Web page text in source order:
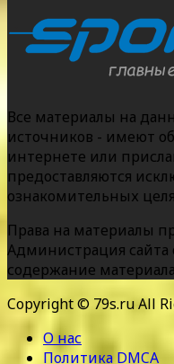
Все материалы на
источников - имеют
интернете или
предоставляются
ознакомительных
Права на материалы
Администрация сайта
содержание
Copyright © 79s.ru All
О нас
Политика DMCA